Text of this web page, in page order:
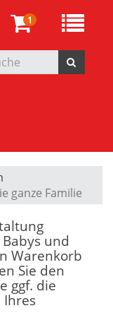
1
ganze Familie
und
Warenkorb
Sie den
ggf. die
Ihres